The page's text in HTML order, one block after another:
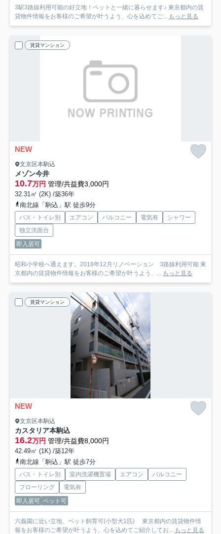
3駅3路線利用可能の好立地！ペットと一緒に暮らせます♪ 東京都内の賃
貸物件情報をお客様のご希望が叶うよう、心を込めてご... もっと見る
賃貸マンション
NEW
文京区本駒込
メゾン今井
10.7万円 管理/共益費3,000円
32.31㎡ (2K) /築36年
南北線「駒込」駅 徒歩9分
バス・トイレ別 エアコン バルコニー 電気有
シャワー
独立洗面台
即入居可
昭和小学校へ通えます。2018年12月リノベーション 3路線利用可能 東
京都内の賃貸物件情報をお客様のご希望が叶うよう、... もっと見る
賃貸マンション
NEW
文京区本駒込
カスタリア本駒込
16.2万円 管理/共益費8,000円
42.49㎡ (1K) /築12年
南北線「駒込」駅 徒歩7分
バス・トイレ別 室内洗濯機置場 エアコン
バルコニー
フローリング
電気有
即入居可 ペット可
六義園に近い立地、ペット飼育可(小型犬1匹) 東京都内の賃貸物件情
報をお客様のご希望が叶うよう、心を込めてご紹介してお... もっと見る